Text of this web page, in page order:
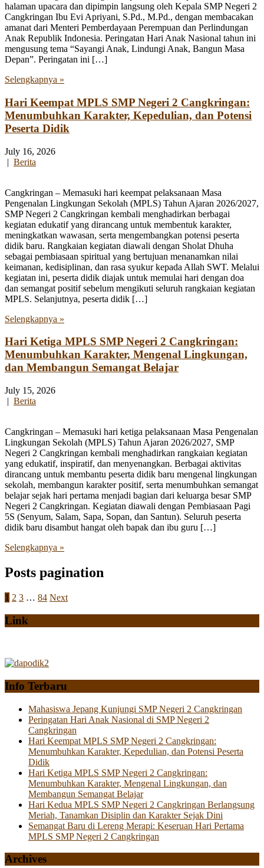
halaman upacara dan dipimpin langsung oleh Kepala SMP Negeri 2
Cangkringan Ibu Evi Apriyani, S.Pd., M.Pd., dengan membacakan
amanat dari Menteri Pemberdayaan Perempuan dan Perlindungan
Anak Republik Indonesia. Peringatan Hari Anak Nasional tahun ini
mengusung tema “Sayangi Anak, Lindungi Anak, Bangun Masa
Depan”. Peringatan ini […]
Selengkapnya »
Hari Keempat MPLS SMP Negeri 2 Cangkringan:
Menumbuhkan Karakter, Kepedulian, dan Potensi
Peserta Didik
July 16, 2026
| Berita
Cangkringan – Memasuki hari keempat pelaksanaan Masa
Pengenalan Lingkungan Sekolah (MPLS) Tahun Ajaran 2026/2027,
SMP Negeri 2 Cangkringan kembali menghadirkan berbagai
kegiatan edukatif yang dirancang untuk membentuk karakter,
meningkatkan wawasan, serta mengembangkan potensi peserta
didik baru. Rangkaian kegiatan diawali dengan Sholat Dhuha
sebagai pembiasaan spiritual yang bertujuan menanamkan nilai
keimanan, kedisiplinan, dan rasa syukur kepada Allah SWT. Melalui
kegiatan ini, peserta didik diajak untuk memulai hari dengan doa
dan semangat positif sebelum mengikuti seluruh rangkaian kegiatan
MPLS. Selanjutnya, peserta didik […]
Selengkapnya »
Hari Ketiga MPLS SMP Negeri 2 Cangkringan:
Menumbuhkan Karakter, Mengenal Lingkungan,
dan Membangun Semangat Belajar
July 15, 2026
| Berita
Cangkringan – Memasuki hari ketiga pelaksanaan Masa Pengenalan
Lingkungan Sekolah (MPLS) Tahun Ajaran 2026/2027, SMP
Negeri 2 Cangkringan kembali menghadirkan rangkaian kegiatan
yang edukatif, inspiratif, dan menyenangkan. Berbagai aktivitas
dirancang untuk membantu peserta didik baru mengenal lingkungan
sekolah, membangun karakter positif, serta menumbuhkan semangat
belajar sejak hari pertama menjadi bagian dari keluarga besar SMP
Negeri 2 Cangkringan. Kegiatan diawali dengan Pembiasaan Pagi
5S (Senyum, Salam, Sapa, Sopan, dan Santun). Seluruh peserta
didik baru disambut hangat oleh bapak dan ibu guru […]
Selengkapnya »
Posts pagination
1 2 3 … 84 Next
Link
Info Terbaru
Mahasiswa Jepang Kunjungi SMP Negeri 2 Cangkringan
Peringatan Hari Anak Nasional di SMP Negeri 2
Cangkringan
Hari Keempat MPLS SMP Negeri 2 Cangkringan:
Menumbuhkan Karakter, Kepedulian, dan Potensi Peserta
Didik
Hari Ketiga MPLS SMP Negeri 2 Cangkringan:
Menumbuhkan Karakter, Mengenal Lingkungan, dan
Membangun Semangat Belajar
Hari Kedua MPLS SMP Negeri 2 Cangkringan Berlangsung
Meriah, Tanamkan Disiplin dan Karakter Sejak Dini
Semangat Baru di Lereng Merapi: Keseruan Hari Pertama
MPLS SMP Negeri 2 Cangkringan
Archives